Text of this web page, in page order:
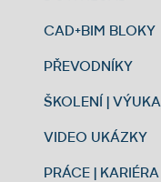
CAD+BIM BLOKY
PŘEVODNÍKY
ŠKOLENÍ | VÝUKA
VIDEO UKÁZKY
PRÁCE | KARIÉRA